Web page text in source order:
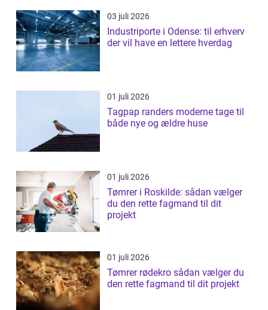
03 juli 2026
Industriporte i Odense: til erhverv
der vil have en lettere hverdag
01 juli 2026
Tagpap randers moderne tage til
både nye og ældre huse
01 juli 2026
Tømrer i Roskilde: sådan vælger
du den rette fagmand til dit
projekt
01 juli 2026
Tømrer rødekro sådan vælger du
den rette fagmand til dit projekt